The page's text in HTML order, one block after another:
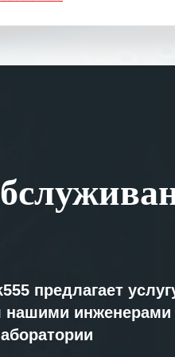
компаниями открытые и
партнерские отношения
желаем «Инженерной
лет успеха и процветания.
предлагает
нашими